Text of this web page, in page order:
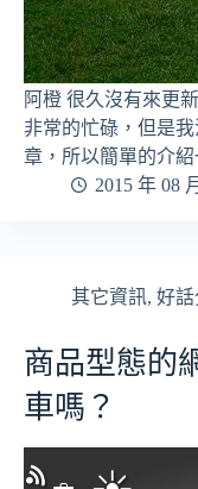
阿橙 很久沒有來更
非常的忙碌，但是
章，所以簡單的介
2015 年 08
其它資訊, 好
商品型態的
車嗎？